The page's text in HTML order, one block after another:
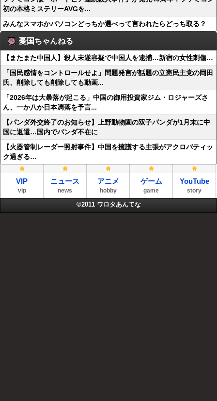
初の本格ミステリーAVGを...
みんなスマホかパソコンどっちか選べって言われたらどっち取る？
憂国ちゃんねる
【またまた中国人】殺人未遂容疑で中国人を逮捕…新宿の女性刺傷…
「国民感情をコントロールせよ」問題発言が話題の立憲民主党の岡田
氏、削除しても削除しても動画...
「2026年は大暴落が起こる」中国の御用投資家ジム・ロジャーズさ
ん、一か八か日本凋落を予言...
【パンダ外交終了のお知らせ】上野動物園の双子パンダが1月末に中
国に返還…国内でパンダ不在に
【火器管制レーダー照射事件】中国を擁護する主張がアクロバティッ
ク過ぎる…
VIP
vip
ニュース
news
アニメ
hobby
ゲーム
game
YouTube
story
©2011 ワロタあんてな